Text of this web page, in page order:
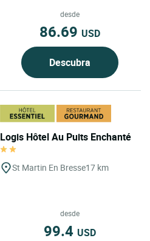
Boil, en el corazón...
desde
86.69 USD
Descubra
Logis Hôtel Au Puits Enchanté
St Martin En Bresse17 km
desde
99.4 USD